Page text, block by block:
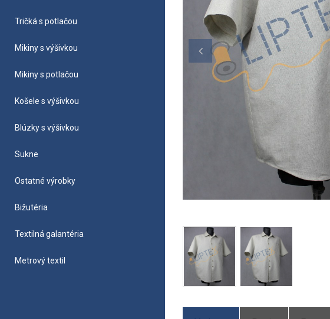
Tričká s potlačou
Mikiny s výšivkou
Mikiny s potlačou
Košele s výšivkou
Blúzky s výšivkou
Sukne
Ostatné výrobky
Bižutéria
Textilná galantéria
Metrový textil